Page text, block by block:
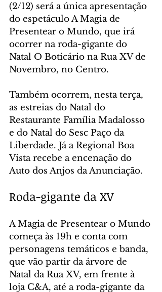
(2/12) será a única apresentação
do espetáculo A Magia de
Presentear o Mundo, que irá
ocorrer na roda-gigante do
Natal O Boticário na Rua XV de
Novembro, no Centro.
Também ocorrem, nesta terça,
as estreias do Natal do
Restaurante Família Madalosso
e do Natal do Sesc Paço da
Liberdade. Já a Regional Boa
Vista recebe a encenação do
Auto dos Anjos da Anunciação.
Roda-gigante da XV
A Magia de Presentear o Mundo
começa às 19h e conta com
personagens temáticos e banda,
que vão partir da árvore de
Natal da Rua XV, em frente à
loja C&A, até a roda-gigante da